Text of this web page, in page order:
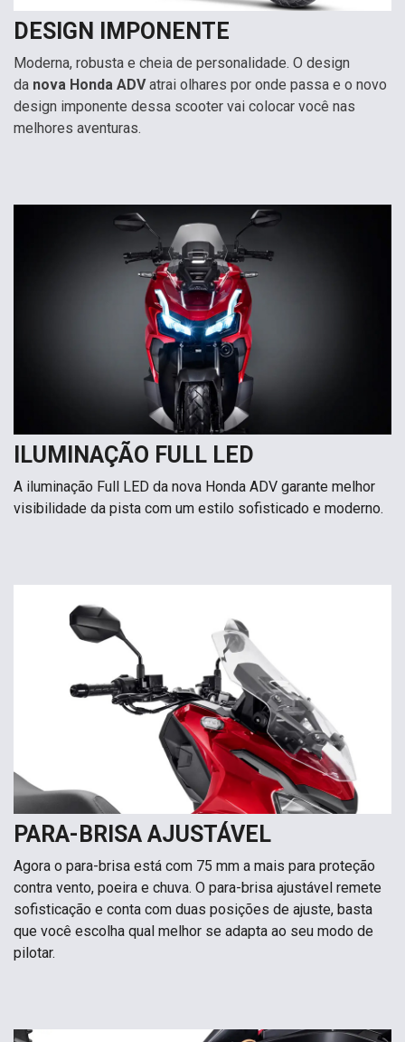
DESIGN IMPONENTE
Moderna, robusta e cheia de personalidade. O design
da nova Honda ADVatrai olhares por onde passa e o novo
design imponente dessa scooter vai colocar você nas
melhores aventuras.
ILUMINAÇÃO FULL LED
A iluminação Full LED da nova Honda ADV garante melhor
visibilidade da pista com um estilo sofisticado e moderno.
PARA-BRISA AJUSTÁVEL
Agora o para-brisa está com 75 mm a mais para proteção
contra vento, poeira e chuva. O para-brisa ajustável remete
sofisticação e conta com duas posições de ajuste, basta
que você escolha qual melhor se adapta ao seu modo de
pilotar.